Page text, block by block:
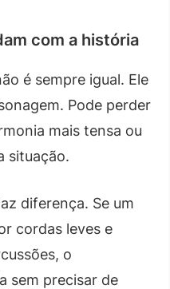
com a história
é sempre igual. Ele
Pode perder
mais tensa ou
situação.
diferença. Se um
cordas leves e
o
sem precisar de